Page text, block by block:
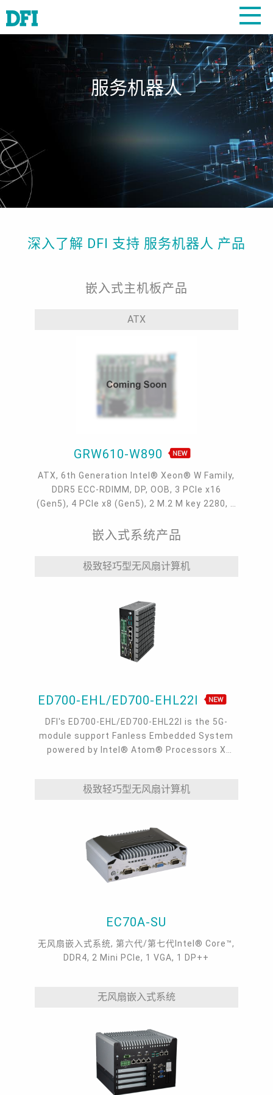
服务机器人
深入了解 DFI 支持 服务机器人 产品
嵌入式主机板产品
ATX
GRW610-W890
ATX, 6th Generation Intel® Xeon® W Family,
DDR5 ECC-RDIMM, DP, OOB, 3 PCIe x16
(Gen5), 4 PCIe x8 (Gen5), 2 M.2 M key 2280, 2
USB 2.0, 1 Vertical USB 2.0, 7 COM, 1
嵌入式系统产品
极致轻巧型无风扇计算机
ED700-EHL/ED700-EHL22I
DFI's ED700-EHL/ED700-EHL22I is the 5G-
module support Fanless Embedded System
powered by Intel® Atom® Processors X
applications. ED700-EHL supports 5G cellular,
极致轻巧型无风扇计算机
EC70A-SU
无风扇嵌入式系统, 第六代/第七代Intel® Core™,
DDR4, 2 Mini PCIe, 1 VGA, 1 DP++
无风扇嵌入式系统